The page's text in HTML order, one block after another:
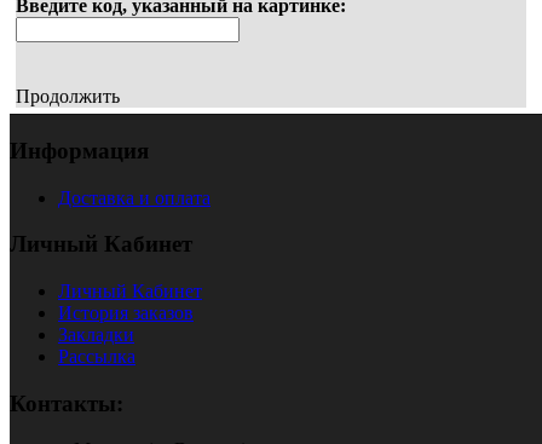
Введите код, указанный на картинке:
Продолжить
Информация
Доставка и оплата
Личный Кабинет
Личный Кабинет
История заказов
Закладки
Рассылка
Контакты: